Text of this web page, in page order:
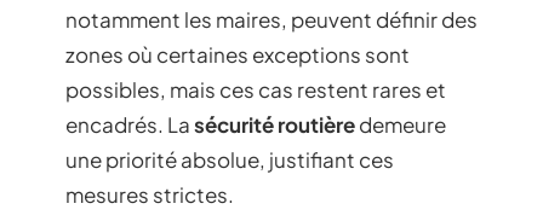
notamment les maires, peuvent définir des
zones où certaines exceptions sont
possibles, mais ces cas restent rares et
encadrés. Lasécurité routièredemeure
une priorité absolue, justifiant ces
mesures strictes.